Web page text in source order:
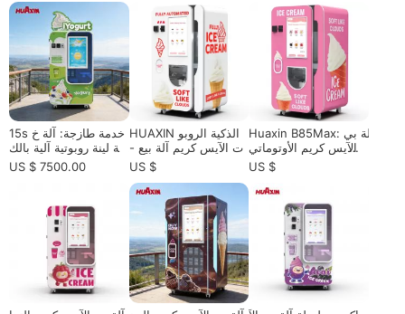
15s خدمة طازجة: آلة خ
دمة لينة روبوتية آلية بالك
امل عالية العائد لتجزئة
ذكية
US $ 7500.00
HUAXIN الذكية الروبو
ت الآيس كريم آلة بيع -
الصف التجاري مع 15s خ
دمة سريعة
US $
Huaxin B85Max: آلة بي
ع الآيس كريم الأوتوماتي
كية المدمجة| خدمة 15 ث
US $